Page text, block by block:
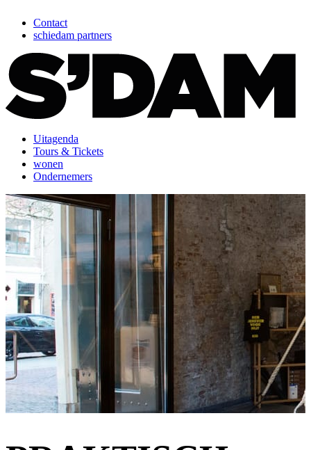
Contact
schiedam partners
Uitagenda
Tours & Tickets
wonen
Ondernemers